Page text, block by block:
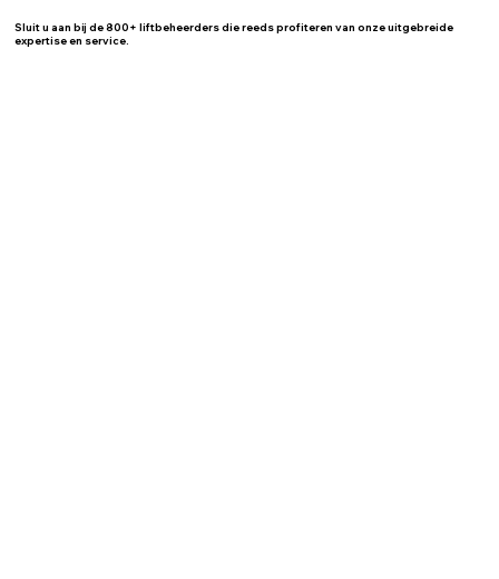
Sluit u aan bij de 800+ liftbeheerders die reeds profiteren van onze uitgebreide
expertise en service.